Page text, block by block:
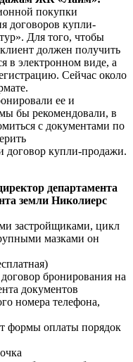
покупки
договоров купли-
Для того, чтобы
должен получить
электронном виде, а
Сейчас около
ее и
бы рекомендовали, в
с документами по
договор купли-продажи.
департамента
земли Николиерс
застройщиками, цикл
мазками он
бронирования на
документов
номера телефона,
формы оплаты порядок